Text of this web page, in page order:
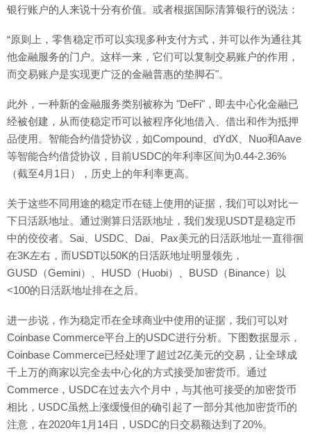
银行账户的人来说十分有价值。或者根据国际清算银行的说法：
“原则上，零售稳定币可以实现多种支付方式，并可以作为通往其
他金融服务的门户。这样一来，它们可以复制交易账户的作用，
而交易账户是实现更广泛的金融普惠的垫脚石"。
此外，一种新的金融服务类别被称为 "DeFi"，即去中心化金融已
经被创建，从而使稳定币可以被程序化地借入、借出和作为抵押
品使用。智能合约借贷协议，如Compound、dYdX、Nuo和Aave
等智能合约借贷协议，目前USDC的年利率区间为0.44-2.36%
（截至4月1日），历史上的年利率更高。
关于这些不同用途的稳定币在链上使用的证据，我们可以对比一
下日活跃地址。通过测算日活跃地址，我们发现USDT是稳定币
中的佼佼者。Sai、USDC、Dai、Pax美元的日活跃地址一直徘徊
在3K左右，而USDT以50K的日活跃地址明显领先，
GUSD（Gemini）、HUSD（Huobi）、BUSD（Binance）以
<100的日活跃地址排在之后。
进一步说，作为稳定币在全球商业中使用的证据，我们可以对
Coinbase Commerce平台上的USDC进行分析。下图数据显示，
Coinbase Commerce已经处理了超过2亿美元的交易，让全球成
千上万的商家以完全去中心化的方式接受加密货币。通过
Commerce，USDC在过去六个月中，与其他可接受的加密货币
相比，USDC虽然上涨缓慢但的确引起了一部分其他加密货币的
注意，在2020年1月14日，USDC的日交易额达到了20%。